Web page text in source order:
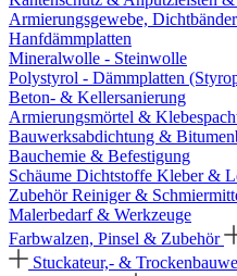
Armierungsgewebe,
Hanfdämmplatten
Mineralwolle - Steinwolle
Polystyrol - Dämmplatten
Beton- & Kellersanierung
Armierungsmörtel &
Bauwerksabdichtung &
Bauchemie & Befestigung
Schäume Dichtstoffe Kleber &
ZubehörReiniger &
Malerbedarf & Werkzeuge
Farbwalzen, Pinsel & Zubehör
Stuckateur,- &